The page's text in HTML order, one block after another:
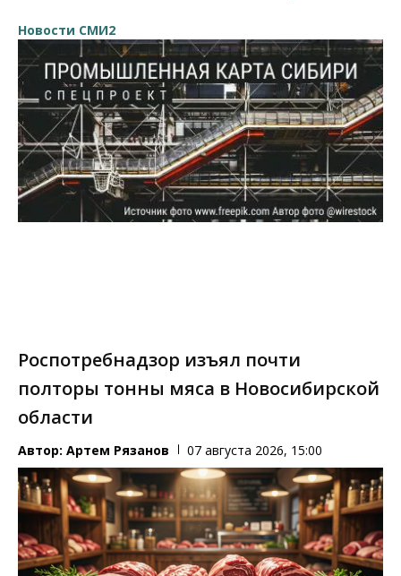
Новости СМИ2
Роспотребнадзор изъял почти
полторы тонны мяса в Новосибирской
области
Автор: Артем Рязанов 07 августа 2026, 15:00